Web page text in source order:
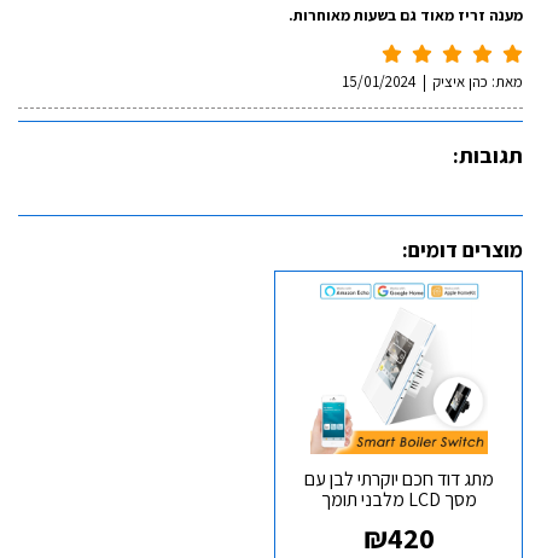
מענה זריז מאוד גם בשעות מאוחרות.
מאת: כהן איציק |
15/01/2024
תגובות:
מוצרים דומים:
מתג דוד חכם יוקרתי לבן עם
מסך LCD מלבני תומך
Apple HomeKit
₪420